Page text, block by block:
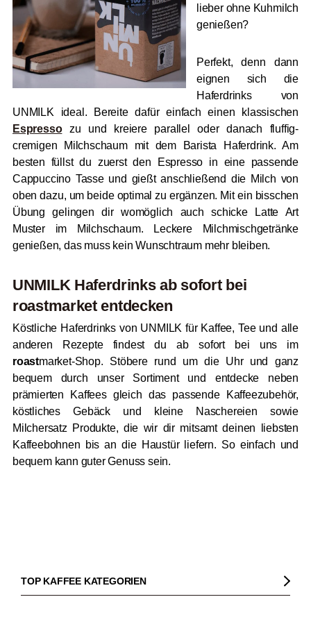
lieber ohne Kuhmilch
genießen?
Perfekt, denn dann
eignen sich die
Haferdrinks von
UNMILK ideal. Bereite dafür einfach einen klassischen
Espressozu und kreiere parallel oder danach fluffig-
cremigen Milchschaum mit dem Barista Haferdrink. Am
besten füllst du zuerst den Espresso in eine passende
Cappuccino Tasse und gießt anschließend die Milch von
oben dazu, um beide optimal zu ergänzen. Mit ein bisschen
Übung gelingen dir womöglich auch schicke Latte Art
Muster im Milchschaum. Leckere Milchmischgetränke
genießen, das muss kein Wunschtraum mehr bleiben.
UNMILK Haferdrinks ab sofort bei
roastmarket entdecken
Köstliche Haferdrinks von UNMILK für Kaffee, Tee und alle
anderen Rezepte findest du ab sofort bei uns im
roastmarket-Shop. Stöbere rund um die Uhr und ganz
bequem durch unser Sortiment und entdecke neben
prämierten Kaffees gleich das passende Kaffeezubehör,
köstliches Gebäck und kleine Naschereien sowie
Milchersatz Produkte, die wir dir mitsamt deinen liebsten
Kaffeebohnen bis an die Haustür liefern. So einfach und
bequem kann guter Genuss sein.
TOP KAFFEE KATEGORIEN